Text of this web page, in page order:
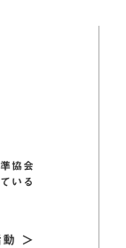
協会
いる
動 ＞